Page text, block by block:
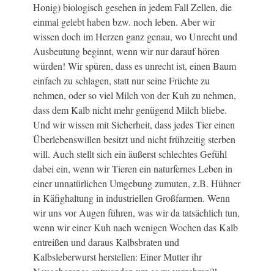
Honig) biologisch gesehen in jedem Fall Zellen, die
einmal gelebt haben bzw. noch leben. Aber wir
wissen doch im Herzen ganz genau, wo Unrecht und
Ausbeutung beginnt, wenn wir nur darauf hören
würden! Wir spüren, dass es unrecht ist, einen Baum
einfach zu schlagen, statt nur seine Früchte zu
nehmen, oder so viel Milch von der Kuh zu nehmen,
dass dem Kalb nicht mehr genügend Milch bliebe.
Und wir wissen mit Sicherheit, dass jedes Tier einen
Überlebenswillen besitzt und nicht frühzeitig sterben
will. Auch stellt sich ein äußerst schlechtes Gefühl
dabei ein, wenn wir Tieren ein naturfernes Leben in
einer unnatürlichen Umgebung zumuten, z.B. Hühner
in Käfighaltung in industriellen Großfarmen. Wenn
wir uns vor Augen führen, was wir da tatsächlich tun,
wenn wir einer Kuh nach wenigen Wochen das Kalb
entreißen und daraus Kalbsbraten und
Kalbsleberwurst herstellen: Einer Mutter ihr